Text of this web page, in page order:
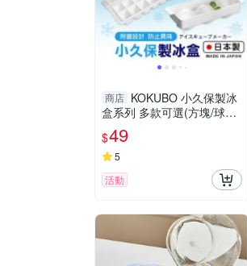
商店 KOKUBO 小久保製冰
盒系列 多款可選(方塊/球狀/
長條/長型)日本製 製冰 冰塊
冰球 咖啡磚 冰【愛買】
$49
5
活動